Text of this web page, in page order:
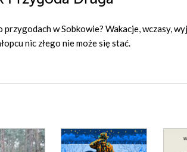
przygodach w Sobkowie? Wakacje, wczasy,
nic złego nie może się stać.